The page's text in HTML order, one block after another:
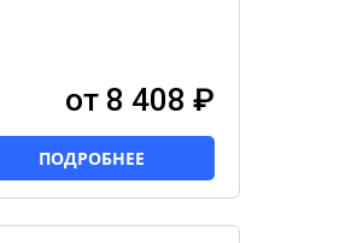
от 8 408 ₽
ПОДРОБНЕЕ